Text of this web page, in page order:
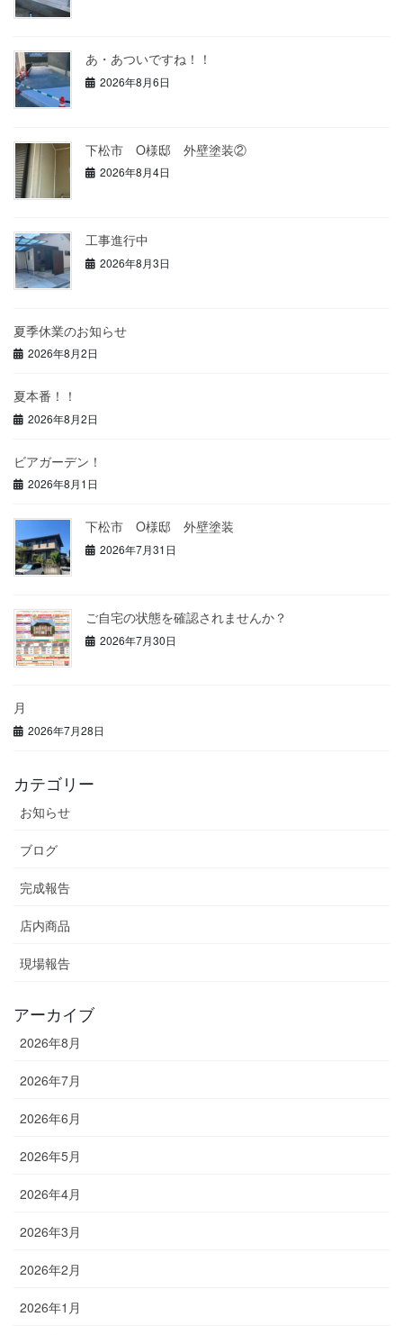
あ・あついですね！！
2026年8月6日
下松市 O様邸 外壁塗装②
2026年8月4日
工事進行中
2026年8月3日
夏季休業のお知らせ
2026年8月2日
夏本番！！
2026年8月2日
ビアガーデン！
2026年8月1日
下松市 O様邸 外壁塗装
2026年7月31日
ご自宅の状態を確認されませんか？
2026年7月30日
月
2026年7月28日
カテゴリー
お知らせ
ブログ
完成報告
店内商品
現場報告
アーカイブ
2026年8月
2026年7月
2026年6月
2026年5月
2026年4月
2026年3月
2026年2月
2026年1月